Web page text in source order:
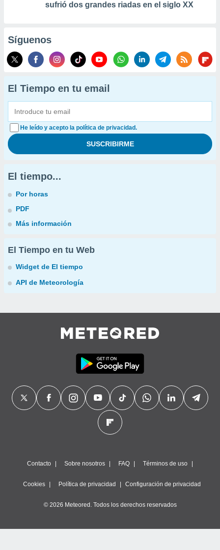
sufrió dos grandes riadas en el siglo XX
Síguenos
El Tiempo en tu email
He leído y acepto la política de privacidad.
El tiempo...
Por horas
PDF
Más información
El Tiempo en tu Web
Widget de El tiempo
API de Meteorología
Contacto Sobre nosotros FAQ Términos de uso
Cookies Política de privacidad Configuración de privacidad
© 2026 Meteored. Todos los derechos reservados